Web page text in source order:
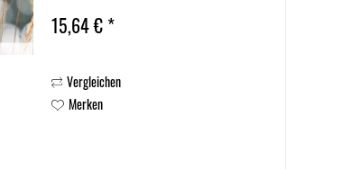
15,64 € *
Vergleichen
Merken